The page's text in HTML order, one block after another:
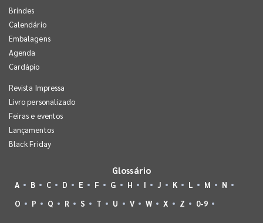
Brindes
Calendário
Embalagens
Agenda
Cardápio
Revista Impressa
Livro personalizado
Feiras e eventos
Lançamentos
Black Friday
Glossário
A B C D E F G H I J K L M
N
O
P Q R S T U V W X Z 0-9